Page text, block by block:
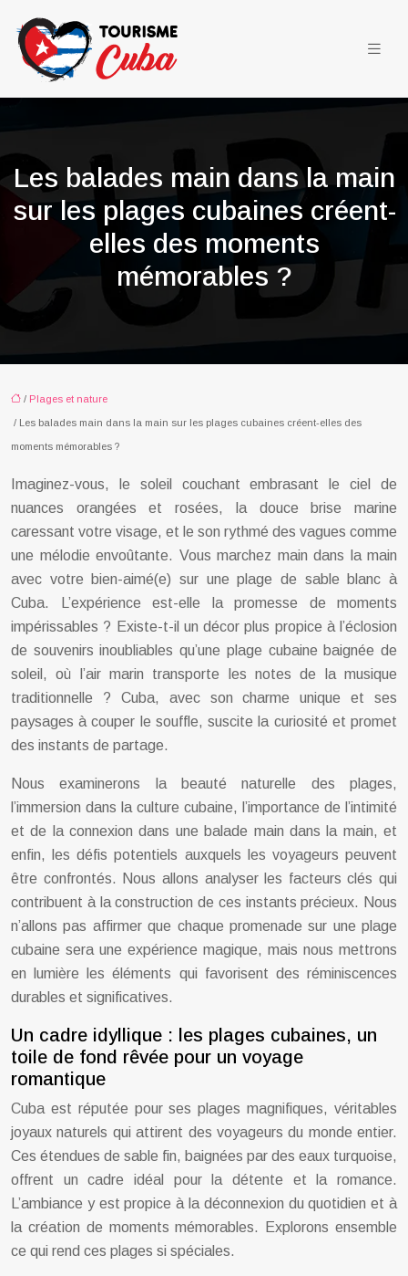
Les balades main dans la main
sur les plages cubaines créent-
elles des moments
mémorables ?
/ Plages et nature
/ Les balades main dans la main sur les plages cubaines créent-elles des
moments mémorables ?
Imaginez-vous, le soleil couchant embrasant le ciel de
nuances orangées et rosées, la douce brise marine
caressant votre visage, et le son rythmé des vagues comme
une mélodie envoûtante. Vous marchez main dans la main
avec votre bien-aimé(e) sur une plage de sable blanc à
Cuba. L’expérience est-elle la promesse de moments
impérissables ? Existe-t-il un décor plus propice à l’éclosion
de souvenirs inoubliables qu’une plage cubaine baignée de
soleil, où l’air marin transporte les notes de la musique
traditionnelle ? Cuba, avec son charme unique et ses
paysages à couper le souffle, suscite la curiosité et promet
des instants de partage.
Nous examinerons la beauté naturelle des plages,
l’immersion dans la culture cubaine, l’importance de l’intimité
et de la connexion dans une balade main dans la main, et
enfin, les défis potentiels auxquels les voyageurs peuvent
être confrontés. Nous allons analyser les facteurs clés qui
contribuent à la construction de ces instants précieux. Nous
n’allons pas affirmer que chaque promenade sur une plage
cubaine sera une expérience magique, mais nous mettrons
en lumière les éléments qui favorisent des réminiscences
durables et significatives.
Un cadre idyllique : les plages cubaines, un
toile de fond rêvée pour un voyage
romantique
Cuba est réputée pour ses plages magnifiques, véritables
joyaux naturels qui attirent des voyageurs du monde entier.
Ces étendues de sable fin, baignées par des eaux turquoise,
offrent un cadre idéal pour la détente et la romance.
L’ambiance y est propice à la déconnexion du quotidien et à
la création de moments mémorables. Explorons ensemble
ce qui rend ces plages si spéciales.